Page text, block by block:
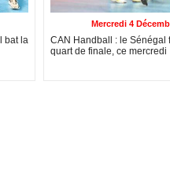
bat la
Mercredi 4
CAN Handball : le Sénégal
quart de finale, ce mercredi